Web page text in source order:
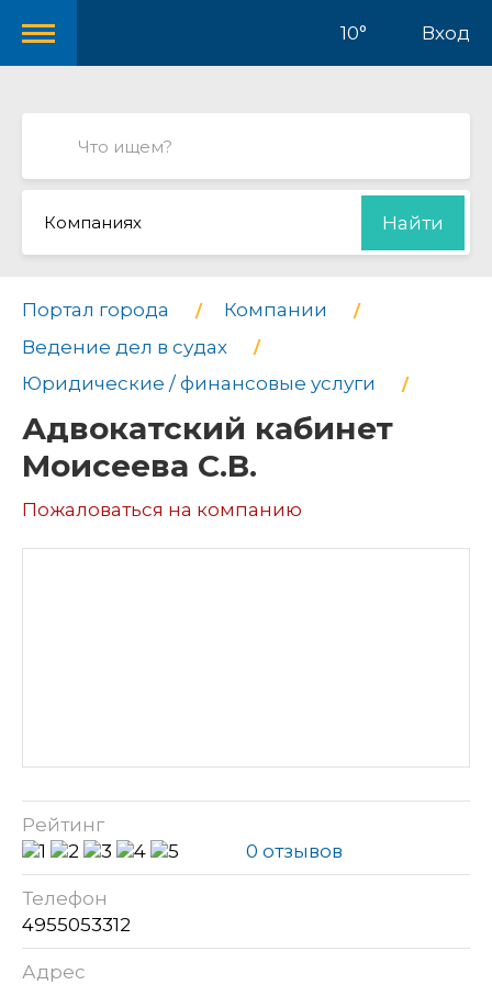
10° Вход
Компаниях Найти
Портал города
Компании
Ведение дел в судах
Юридические / финансовые услуги
Адвокатский кабинет
Моисеева С.В.
Пожаловаться на компанию
Рейтинг
0 отзывов
Телефон
4955053312
Адрес